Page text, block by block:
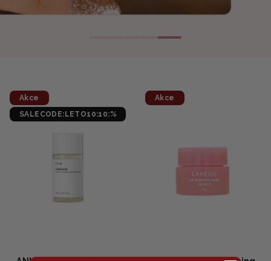
Akce
SALECODE:LETO10:10:%
Akce